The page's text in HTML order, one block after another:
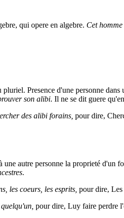
qui opere en algebre. Cet
pluriel. Presence d'une personne
son alibi. Il ne se dit guere
des alibi forains, pour dire,
une autre personne la proprieté d'un
.
les coeurs, les esprits, pour dire,
pour dire, Luy faire perdre